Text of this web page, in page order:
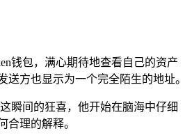
钱包，满心期待地查看自己的资产
方也显示为一个完全陌生的地址。
瞬间的狂喜，他开始在脑海中仔细
理的解释。